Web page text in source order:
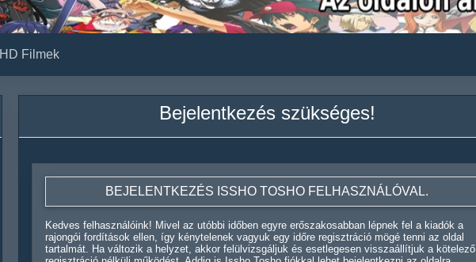
HD Filmek
Bejelentkezés szükséges!
BEJELENTKEZÉS ISSHO TOSHO FELHASZNÁLÓVAL.
Kedves felhasználóink! Mivel az utóbbi időben egyre erőszakosabban lépnek fel a kiadók a
rajongói fordítások ellen, így kénytelenek vagyuk egy időre regisztráció mögé tenni az oldal
tartalmát. Ha változik a helyzet, akkor felülvizsgáljuk és esetlegesen visszaállítjuk a kötelező